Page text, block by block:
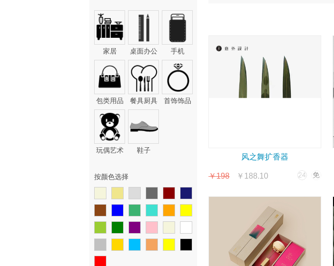
家居 桌面办公 手机
包类用品 餐具厨具 首饰饰品
玩偶艺术 鞋子
按颜色选择
风之舞扩香器
￥198 ￥188.10